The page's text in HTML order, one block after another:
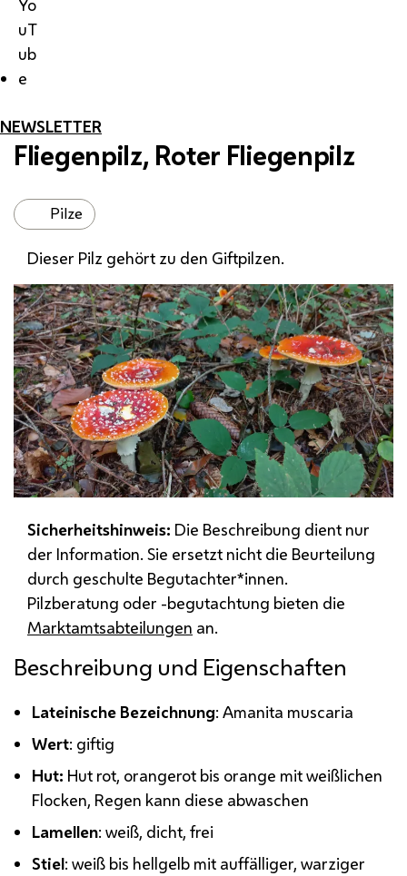
Yo
uT
ub
e
NEWSLETTER
Fliegenpilz, Roter Fliegenpilz
Pilze
Dieser Pilz gehört zu den Giftpilzen.
Sicherheitshinweis: Die Beschreibung dient nur
der Information. Sie ersetzt nicht die Beurteilung
durch geschulte Begutachter*innen.
Pilzberatung oder -begutachtung bieten die
Marktamtsabteilungen an.
Beschreibung und Eigenschaften
Lateinische Bezeichnung: Amanita muscaria
Wert: giftig
Hut: Hut rot, orangerot bis orange mit weißlichen
Flocken, Regen kann diese abwaschen
Lamellen: weiß, dicht, frei
Stiel: weiß bis hellgelb mit auffälliger, warziger